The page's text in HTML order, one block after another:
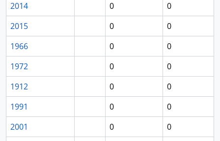
2014
0
0
2015
0
0
1966
0
0
1972
0
0
1912
0
0
1991
0
0
2001
0
0